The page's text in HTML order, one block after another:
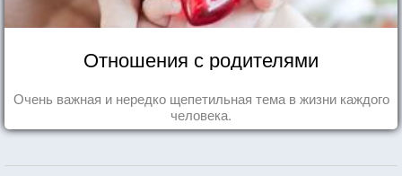
Отношения с родителями
Очень важная и нередко щепетильная тема в жизни каждого
человека.